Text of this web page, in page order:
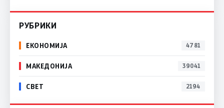
РУБРИКИ
ЕКОНОМИЈА 4781
МАКЕДОНИЈА 39041
СВЕТ 2194